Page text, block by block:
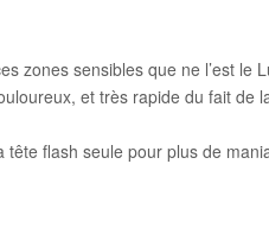
zones sensibles que ne l’est le
et très rapide du fait de
tête flash seule pour plus de